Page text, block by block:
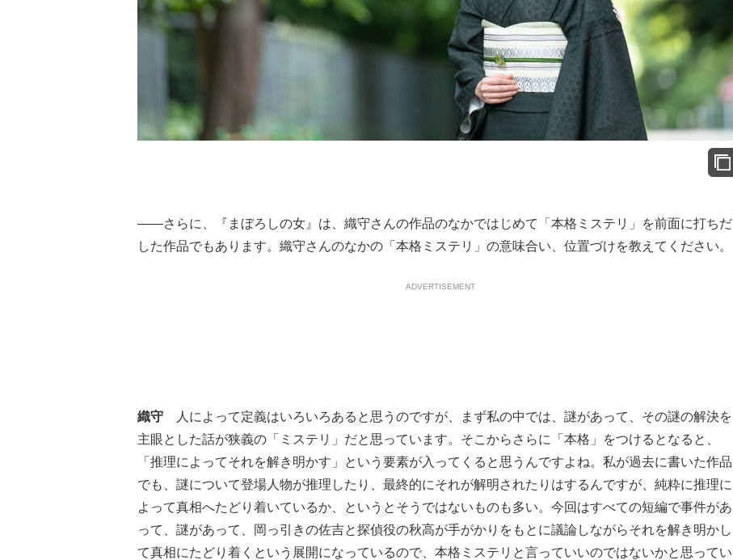
――さらに、『まぼろしの女』は、織守さんの作品のなかではじめて「本格ミステリ」を前面に打ちだ
した作品でもあります。織守さんのなかの「本格ミステリ」の意味合い、位置づけを教えてください。
ADVERTISEMENT
織守 人によって定義はいろいろあると思うのですが、まず私の中では、謎があって、その謎の解決を
主眼とした話が狭義の「ミステリ」だと思っています。そこからさらに「本格」をつけるとなると、
「推理によってそれを解き明かす」という要素が入ってくると思うんですよね。私が過去に書いた作品
でも、謎について登場人物が推理したり、最終的にそれが解明されたりはするんですが、純粋に推理に
よって真相へたどり着いているか、というとそうではないものも多い。今回はすべての短編で事件があ
って、謎があって、岡っ引きの佐吉と探偵役の秋高が手がかりをもとに議論しながらそれを解き明かし
て真相にたどり着くという展開になっているので、本格ミステリと言っていいのではないかと思ってい